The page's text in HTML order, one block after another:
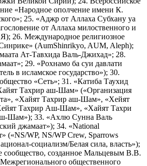
«Народное ополчение имени К.
25. «Аджр от Аллаха Субхану уа
от Аллаха милоственного и
26. Международное религиозное
(AumShinrikyo, AUM, Aleph);
Ат-Тавхида Валь-Джихад»; 28.
29. «Рохнамо ба суи давлати
в исламское государство»); 30.
«Сеть»; 31. «Катиба Таухид
Тахрир аш-Шам» («Организация
«Хайят Тахрир аш-Шам», «Хейят
Тахрир Аш-Шам», «Хайят Тахри
Шам»); 33. «Ахлю Сунна Валь
джамаат»); 34. «National
(«NS/WP, NS/WP Crew, Sparrows
социализм/Белая сила, власть»);
сообщество, созданное Мальцевым В.В.
общественного